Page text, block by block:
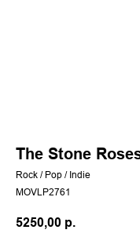
The Stone
Rock / Pop / Indie
MOVLP2761
5250,00 р.